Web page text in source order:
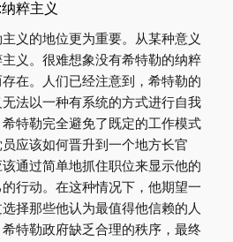
粹主义
义的地位更为重要。从某种意义
主义。很难想象没有希特勒的纳粹
在。人们已经注意到，希特勒的
法以一种有系统的方式进行自我
特勒完全避免了既定的工作模式
应该如何晋升到一个地方长官
通过简单地抓住职位来显示他的
行动。在这种情况下，他期望一
择那些他认为最值得他信赖的人
特勒政府缺乏合理的秩序，最终